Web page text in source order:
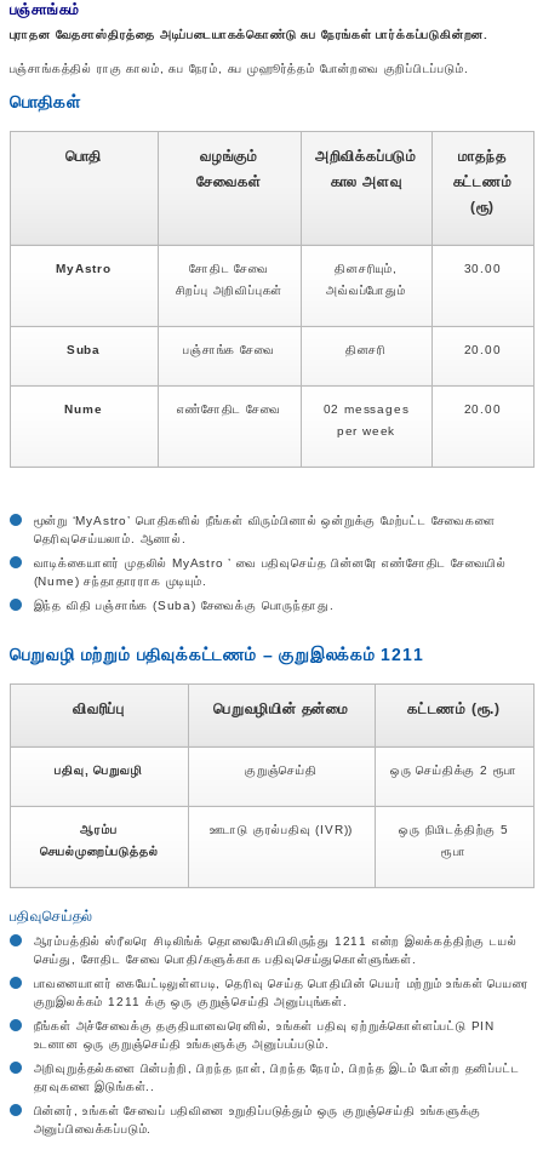
பஞ்சாங்கம்
புராதன வேதசாஸ்திரத்தை அடிப்படையாகக்கொண்டு சுப நேரங்கள் பார்க்கப்படுகின்றன.
பஞ்சாங்கத்தில் ராகு காலம், சுப நேரம், சுப முஹூர்த்தம் போன்றவை குறிப்பிடப்படும்.
பொதிகள்
பொதி
வழங்கும்
சேவைகள்
அறிவிக்கப்படும்
கால அளவு
மாதந்த
கட்டணம்
(ரூ)
MyAstro
சோதிட சேவை
சிறப்பு அறிவிப்புகள்
தினசரியும்,
அவ்வப்போதும்
30.00
Suba பஞ்சாங்க சேவை தினசரி 20.00
Nume எண்சோதிட சேவை
02 messages
per week
20.00
மூன்று ‘MyAstro’ பொதிகளில் நீங்கள் விரும்பினால் ஒன்றுக்கு மேற்பட்ட சேவைகளை
தெரிவுசெய்யலாம். ஆனால்.
வாடிக்கையாளர் முதலில் MyAstro ’ வை பதிவுசெய்த பின்னரே எண்சோதிட சேவையில்
(Nume) சந்தாதாரராக முடியும்.
இந்த விதி பஞ்சாங்க (Suba) சேவைக்கு பொருந்தாது.
பெறுவழி மற்றும் பதிவுக்கட்டணம் – குறுஇலக்கம் 1211
விவரிப்பு பெறுவழியின் தன்மை கட்டணம் (ரூ.)
பதிவு, பெறுவழி குறுஞ்செய்தி ஒரு செய்திக்கு 2 ரூபா
ஆரம்ப
செயல்முறைப்படுத்தல்
ஊடாடு குரல்பதிவு (IVR))
ஒரு நிமிடத்திற்கு 5
ரூபா
பதிவுசெய்தல்
ஆரம்பத்தில் ஸ்ரீலரெ சிடிலிங்க் தொலைபேசியிலிருந்து 1211 என்ற இலக்கத்திற்கு டயல்
செய்து, சோதிட சேவை பொதி/களுக்காக பதிவுசெய்துகொள்ளுங்கள்.
பாவனையாளர் கையேட்டிலுள்ளபடி, தெரிவு செய்த பொதியின் பெயர் மற்றும் உங்கள் பெயரை
குறுஇலக்கம் 1211 க்கு ஒரு குறுஞ்செய்தி அனுப்புங்கள்.
நீங்கள் அச்சேவைக்கு தகுதியானவரெனில், உங்கள் பதிவு ஏற்றுக்கொள்ளப்பட்டு PIN
உடனான ஒரு குறுஞ்செய்தி உங்களுக்கு அனுப்பப்படும்.
அறிவுறுத்தல்களை பின்பற்றி, பிறந்த நாள், பிறந்த நேரம், பிறந்த இடம் போன்ற தனிப்பட்ட
தரவுகளை இடுங்கள்..
பின்னர், உங்கள் சேவைப் பதிவினை உறுதிப்படுத்தும் ஒரு குறுஞ்செய்தி உங்களுக்கு
அனுப்பிவைக்கப்படும்.